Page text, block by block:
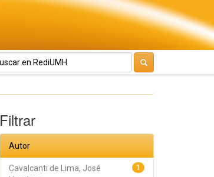
Filtrar
Autor
1
Cavalcanti de Lima, José